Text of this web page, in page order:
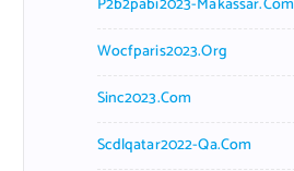
Wocfparis2023.org
Sinc2023.com
Scdlqatar2022-Qa.com